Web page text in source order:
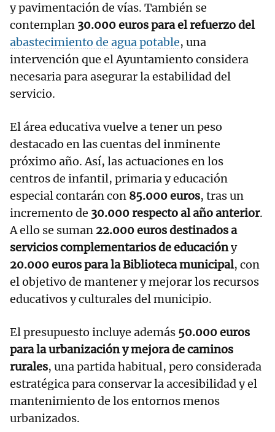
y pavimentación de vías. También se
contemplan 30.000 euros para el refuerzo del
abastecimiento de agua potable, una
intervención que el Ayuntamiento considera
necesaria para asegurar la estabilidad del
servicio.
El área educativa vuelve a tener un peso
destacado en las cuentas del inminente
próximo año. Así, las actuaciones en los
centros de infantil, primaria y educación
especial contarán con 85.000 euros, tras un
incremento de 30.000 respecto al año anterior.
A ello se suman 22.000 euros destinados a
servicios complementarios de educacióny
20.000 euros para la Biblioteca municipal, con
el objetivo de mantener y mejorar los recursos
educativos y culturales del municipio.
El presupuesto incluye además 50.000 euros
para la urbanización y mejora de caminos
rurales, una partida habitual, pero considerada
estratégica para conservar la accesibilidad y el
mantenimiento de los entornos menos
urbanizados.